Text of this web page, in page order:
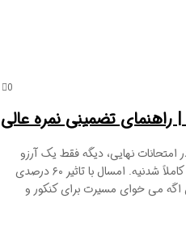
0
در امتحان نهایی ۲۰ بگیریم گرفتن نمره ۲۰ در امتحانات نهایی، دیگه فقط یک آرزو
نیست؛ با برنامه ریزی درست و تکنیک های خاص، کاملاً شدنیه. امسال با تاثیر ۶۰ درصدی
می خوای مسیرت برای کنکور و